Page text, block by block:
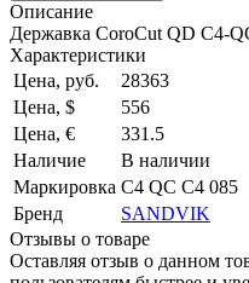
Описание
Державка CoroCut QD C4-
Характеристики
Цена, руб.
28363
Цена, $
556
Цена, €
331.5
Наличие
В наличии
Маркировка C4 QC C4 085
Бренд
SANDVIK
Отзывы о товаре
Оставляя отзыв о данном